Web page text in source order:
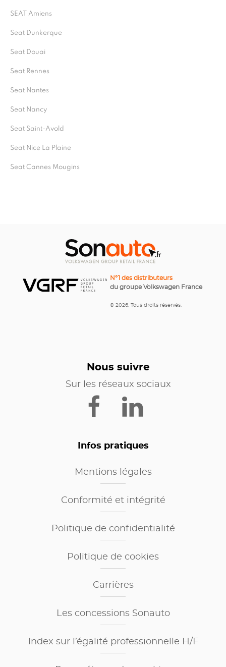
SEAT Amiens
Seat Dunkerque
Seat Douai
Seat Rennes
Seat Nantes
Seat Nancy
Seat Saint-Avold
Seat Nice La Plaine
Seat Cannes Mougins
N°1 des distributeurs
du groupe Volkswagen France
© 2026. Tous droits réservés.
Nous suivre
Sur les réseaux sociaux
Infos pratiques
Mentions légales
Conformité et intégrité
Politique de confidentialité
Politique de cookies
Carrières
Les concessions Sonauto
Index sur l’égalité professionnelle H/F